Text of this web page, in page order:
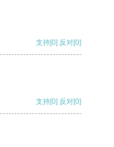
支持[0] 反对[0]
支持[0] 反对[0]